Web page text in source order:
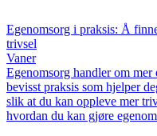
Egenomsorg i praksis: Å
trivsel
Vaner
Egenomsorg handler om
bevisst praksis som hjelper
slik at du kan oppleve mer
hvordan du kan gjøre